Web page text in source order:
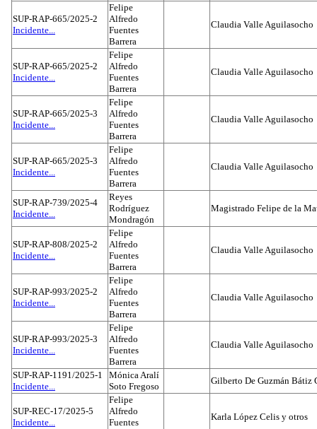
SUP-RAP-665/2025-2
Incidente...
Felipe
Alfredo
Fuentes
Barrera
Claudia Valle Aguilasocho
SUP-RAP-665/2025-2
Incidente...
Felipe
Alfredo
Fuentes
Barrera
Claudia Valle Aguilasocho
SUP-RAP-665/2025-3
Incidente...
Felipe
Alfredo
Fuentes
Barrera
Claudia Valle Aguilasocho
SUP-RAP-665/2025-3
Incidente...
Felipe
Alfredo
Fuentes
Barrera
Claudia Valle Aguilasocho
SUP-RAP-739/2025-4
Incidente...
Reyes
Rodríguez
Mondragón
Magistrado Felipe de la
SUP-RAP-808/2025-2
Incidente...
Felipe
Alfredo
Fuentes
Barrera
Claudia Valle Aguilasocho
SUP-RAP-993/2025-2
Incidente...
Felipe
Alfredo
Fuentes
Barrera
Claudia Valle Aguilasocho
SUP-RAP-993/2025-3
Incidente...
Felipe
Alfredo
Fuentes
Barrera
Claudia Valle Aguilasocho
SUP-RAP-1191/2025-1
Incidente...
Mónica Aralí
Soto Fregoso
Gilberto De Guzmán Bátiz
SUP-REC-17/2025-5
Incidente...
Felipe
Alfredo
Fuentes
Karla López Celis y otros